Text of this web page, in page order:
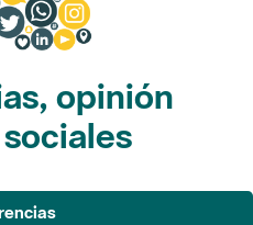
opinión